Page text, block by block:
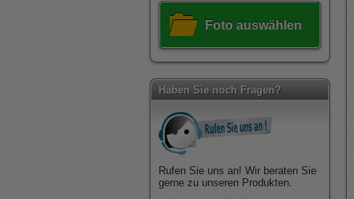
Foto auswählen
Haben Sie noch Fragen?
Rufen Sie uns an! Wir beraten Sie
gerne zu unseren Produkten.